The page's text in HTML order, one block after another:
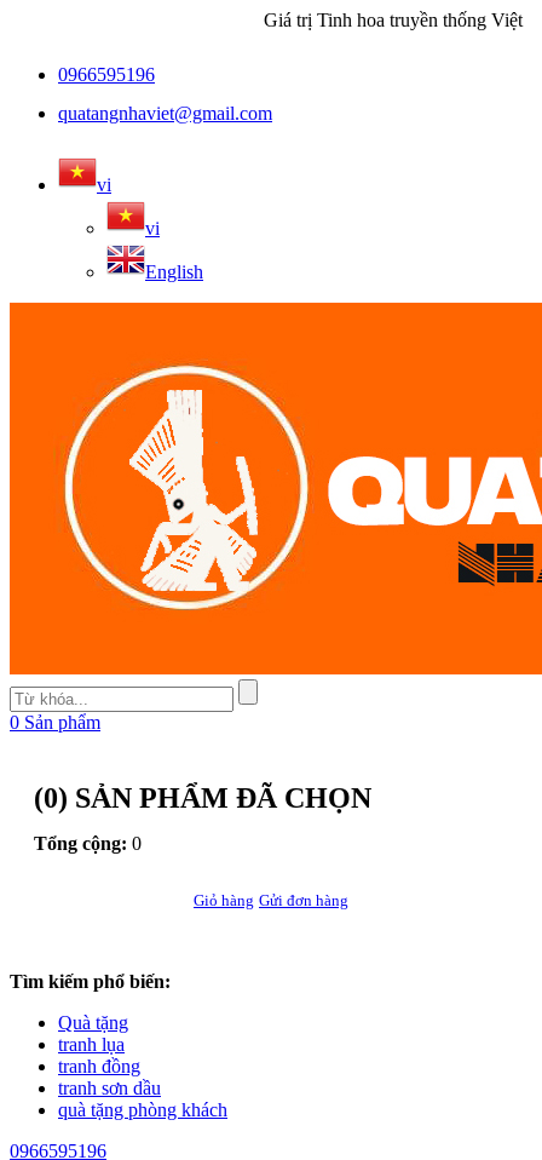
Giá trị Tinh hoa truyền thống Việt
0966595196
quatangnhaviet@gmail.com
vi
vi
English
0 Sản phẩm
(0) SẢN PHẨM ĐÃ CHỌN
Tổng cộng: 0
Giỏ hàng Gửi đơn hàng
Tìm kiếm phổ biến:
Quà tặng
tranh lụa
tranh đồng
tranh sơn dầu
quà tặng phòng khách
0966595196